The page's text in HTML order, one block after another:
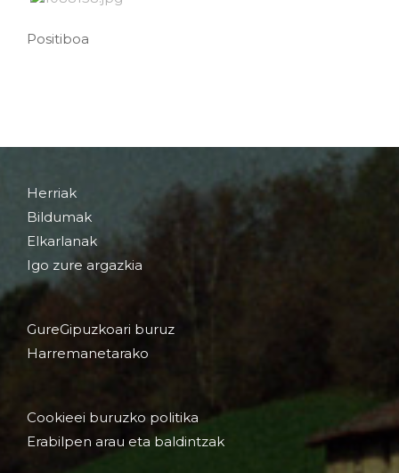
Positiboa
Herriak
Bildumak
Elkarlanak
Igo zure argazkia
GureGipuzkoari buruz
Harremanetarako
Cookieei buruzko politika
Erabilpen arau eta baldintzak